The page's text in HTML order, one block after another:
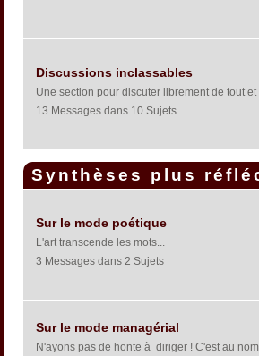
Discussions inclassables
Une section pour discuter librement de tout et
13 Messages dans 10 Sujets
Synthèses plus
Sur le mode poétique
L'art transcende les mots...
3 Messages dans 2 Sujets
Sur le mode managérial
N'ayons pas de honte à diriger ! C'est au